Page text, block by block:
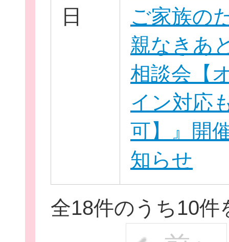
日
ご家族の
親なきあ
相談会【
イン対応
可】』開
知らせ
全18件のうち10件